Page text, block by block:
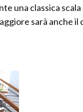
una classica
sarà anche il